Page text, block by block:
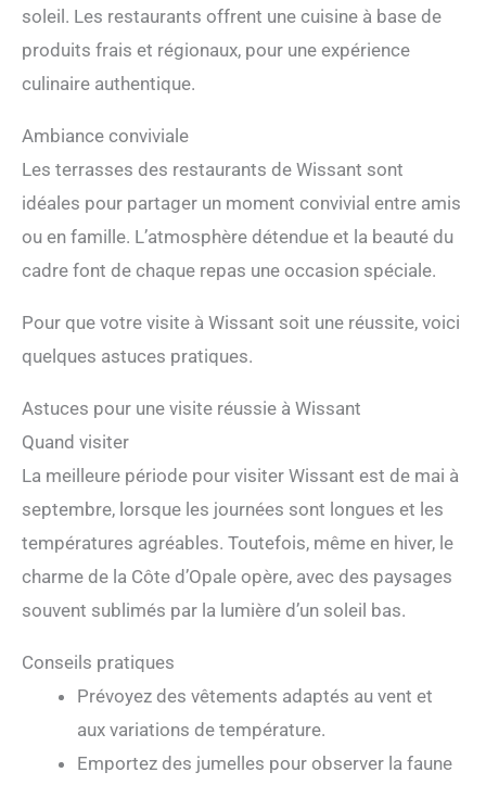
soleil. Les restaurants offrent une cuisine à base de
produits frais et régionaux, pour une expérience
culinaire authentique.
Ambiance conviviale
Les terrasses des restaurants de Wissant sont
idéales pour partager un moment convivial entre amis
ou en famille. L’atmosphère détendue et la beauté du
cadre font de chaque repas une occasion spéciale.
Pour que votre visite à Wissant soit une réussite, voici
quelques astuces pratiques.
Astuces pour une visite réussie à Wissant
Quand visiter
La meilleure période pour visiter Wissant est de mai à
septembre, lorsque les journées sont longues et les
températures agréables. Toutefois, même en hiver, le
charme de la Côte d’Opale opère, avec des paysages
souvent sublimés par la lumière d’un soleil bas.
Conseils pratiques
Prévoyez des vêtements adaptés au vent et
aux variations de température.
Emportez des jumelles pour observer la faune